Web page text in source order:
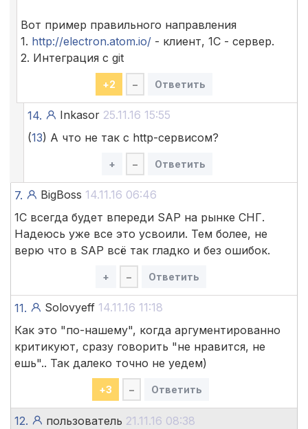
Вот пример правильного направления
1. http://electron.atom.io/ - клиент, 1С - сервер.
2. Интеграция с git
+2 – Ответить
14. Inkasor 25.11.16 15:55
(13) А что не так с http-сервисом?
+ – Ответить
7. BigBoss 14.11.16 06:46
1С всегда будет впереди SAP на рынке СНГ.
Надеюсь уже все это усвоили. Тем более, не
верю что в SAP всё так гладко и без ошибок.
+ – Ответить
11. Solovyeff 14.11.16 11:18
Как это "по-нашему", когда аргументированно
критикуют, сразу говорить "не нравится, не
ешь".. Так далеко точно не уедем)
+3 – Ответить
12. пользователь 21.11.16 08:38